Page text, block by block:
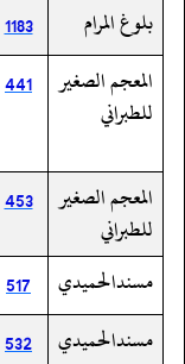
بلوغ المرام
1183
المعجم الصغير
للطبراني
441
المعجم الصغير
للطبراني
453
مسندالحميدي 517
مسندالحميدي
532